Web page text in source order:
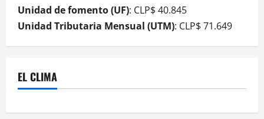
Unidad de fomento (UF): CLP$ 40.845
Unidad Tributaria Mensual (UTM): CLP$ 71.649
EL CLIMA